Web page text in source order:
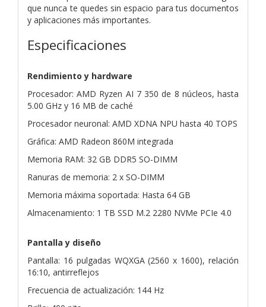
que nunca te quedes sin espacio para tus documentos
y aplicaciones más importantes.
Especificaciones
Rendimiento y hardware
Procesador: AMD Ryzen AI 7 350 de 8 núcleos, hasta
5.00 GHz y 16 MB de caché
Procesador neuronal: AMD XDNA NPU hasta 40 TOPS
Gráfica: AMD Radeon 860M integrada
Memoria RAM: 32 GB DDR5 SO-DIMM
Ranuras de memoria: 2 x SO-DIMM
Memoria máxima soportada: Hasta 64 GB
Almacenamiento: 1 TB SSD M.2 2280 NVMe PCIe 4.0
Pantalla y diseño
Pantalla: 16 pulgadas WQXGA (2560 x 1600), relación
16:10, antirreflejos
Frecuencia de actualización: 144 Hz